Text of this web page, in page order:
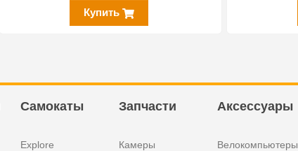
Купить
Самокаты
Explore
Запчасти
Камеры
Аксессуары
Велокомпьютеры